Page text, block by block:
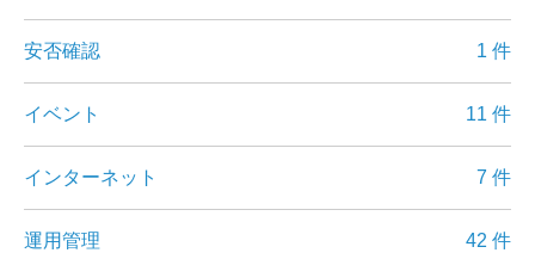
安否確認 1 件
イベント 11 件
インターネット 7 件
運用管理 42 件